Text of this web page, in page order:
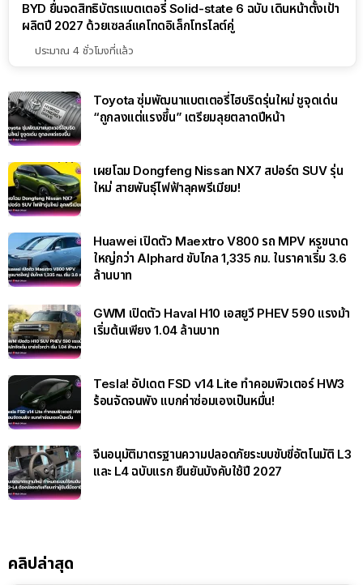
BYD ยื่นจดสิทธิบัตรแบตเตอรี่ Solid-state 6 ฉบับ เดินหน้าตั้งเป้า
ผลิตปี 2027 ด้วยเซลล์แคโทดอิเล็กโทรไลต์คู่
ประมาณ 4 ชั่วโมงที่แล้ว
Toyota ซุ่มพัฒนาแบตเตอรี่ไฮบริดรุ่นใหม่ ชูจุดเด่น
“ถูกลงแต่แรงขึ้น” เตรียมลุยตลาดปีหน้า
เผยโฉม Dongfeng Nissan NX7 สปอร์ต SUV รุ่น
ใหม่ สายพันธุ์ไฟฟ้าลุคพรีเมียม!
Huawei เปิดตัว Maextro V800 รถ MPV หรูขนาด
ใหญ่กว่า Alphard ขับไกล 1,335 กม. ในราคาเริ่ม 3.6
ล้านบาท
GWM เปิดตัว Haval H10 เอสยูวี PHEV 590 แรงม้า
เริ่มต้นเพียง 1.04 ล้านบาท
Tesla! อัปเดต FSD v14 Lite ทำคอมพิวเตอร์ HW3
ร้อนจัดจนพัง แบกค่าซ่อมเองเป็นหมื่น!
จีนอนุมัติมาตรฐานความปลอดภัยระบบขับขี่อัตโนมัติ L3
และ L4 ฉบับแรก ยืนยันบังคับใช้ปี 2027
คลิปล่าสุด